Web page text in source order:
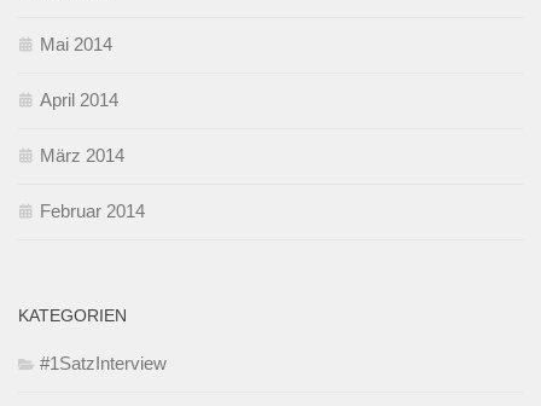
Mai 2014
April 2014
März 2014
Februar 2014
KATEGORIEN
#1SatzInterview